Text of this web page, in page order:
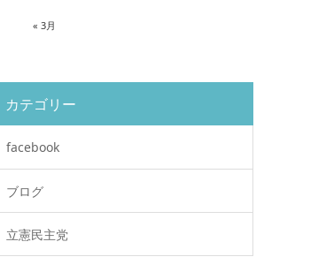
« 3月
カテゴリー
facebook
ブログ
立憲民主党